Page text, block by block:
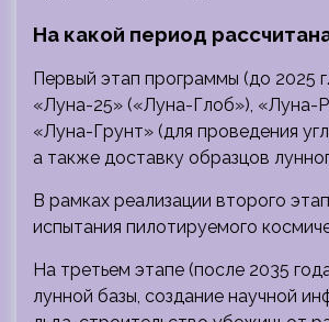
На какой период
Первый этап программы (до 2025
«Луна-25» («Луна-Глоб»), «Луна-
«Луна-Грунт» (для проведения
а также доставку образцов
В рамках реализации второго
испытания пилотируемого
На третьем этапе (после 2035
лунной базы, создание научной